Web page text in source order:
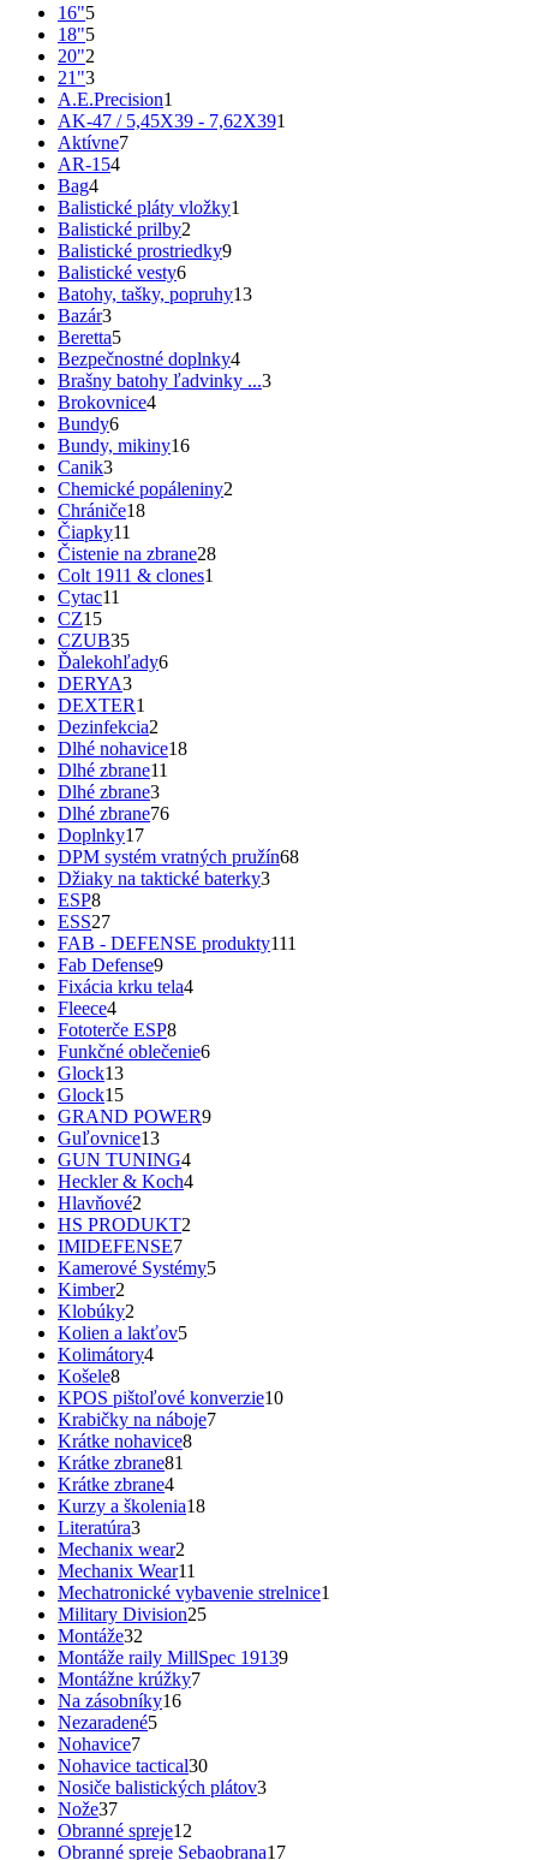
16"5
18"5
20"2
21"3
A.E.Precision1
AK-47 / 5,45X39 - 7,62X391
Aktívne7
AR-154
Bag4
Balistické pláty vložky1
Balistické prilby2
Balistické prostriedky9
Balistické vesty6
Batohy, tašky, popruhy13
Bazár3
Beretta5
Bezpečnostné doplnky4
Brašny batohy ľadvinky ...3
Brokovnice4
Bundy6
Bundy, mikiny16
Canik3
Chemické popáleniny2
Chrániče18
Čiapky11
Čistenie na zbrane28
Colt 1911 & clones1
Cytac11
CZ15
CZUB35
Ďalekohľady6
DERYA3
DEXTER1
Dezinfekcia2
Dlhé nohavice18
Dlhé zbrane11
Dlhé zbrane3
Dlhé zbrane76
Doplnky17
DPM systém vratných pružín68
Džiaky na taktické baterky3
ESP8
ESS27
FAB - DEFENSE produkty111
Fab Defense9
Fixácia krku tela4
Fleece4
Fototerče ESP8
Funkčné oblečenie6
Glock13
Glock15
GRAND POWER9
Guľovnice13
GUN TUNING4
Heckler & Koch4
Hlavňové2
HS PRODUKT2
IMIDEFENSE7
Kamerové Systémy5
Kimber2
Klobúky2
Kolien a lakťov5
Kolimátory4
Košele8
KPOS pištoľové konverzie10
Krabičky na náboje7
Krátke nohavice8
Krátke zbrane81
Krátke zbrane4
Kurzy a školenia18
Literatúra3
Mechanix wear2
Mechanix Wear11
Mechatronické vybavenie strelnice1
Military Division25
Montáže32
Montáže raily MillSpec 19139
Montážne krúžky7
Na zásobníky16
Nezaradené5
Nohavice7
Nohavice tactical30
Nosiče balistických plátov3
Nože37
Obranné spreje12
Obranné spreje Sebaobrana17